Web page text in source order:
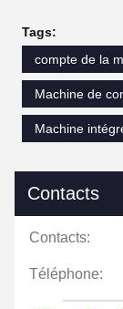
Tags:
compte de la
Machine de
Machine
Contacts
Contacts:
Téléphone: